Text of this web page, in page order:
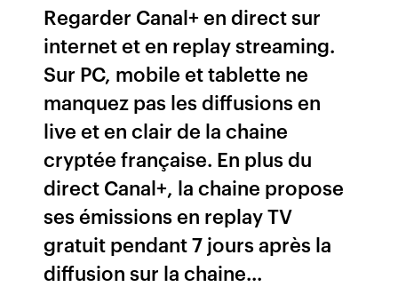
Regarder Canal+ en direct sur
internet et en replay streaming.
Sur PC, mobile et tablette ne
manquez pas les diffusions en
live et en clair de la chaine
cryptée française. En plus du
direct Canal+, la chaine propose
ses émissions en replay TV
gratuit pendant 7 jours après la
diffusion sur la chaine...